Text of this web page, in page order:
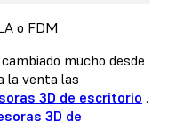
o FDM
mucho desde
la venta las
3D de escritorio .
3D de